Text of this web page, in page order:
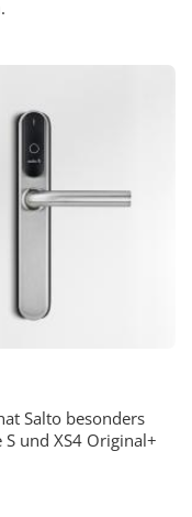
Salto besonders
und XS4 Original+